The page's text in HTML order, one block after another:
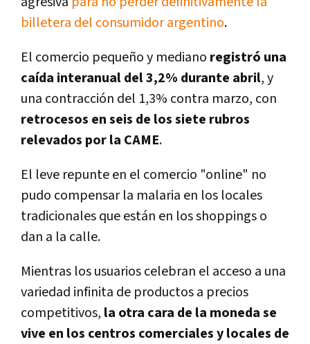
billetera del consumidor argentino.
El comercio pequeño y mediano registró una
caída interanual del 3,2% durante abril, y
una contracción del 1,3% contra marzo, con
retrocesos en seis de los siete rubros
relevados por la CAME.
El leve repunte en el comercio "online" no
pudo compensar la malaria en los locales
tradicionales que están en los shoppings o
dan a la calle.
Mientras los usuarios celebran el acceso a una
variedad infinita de productos a precios
competitivos, la otra cara de la moneda se
vive en los centros comerciales y locales de